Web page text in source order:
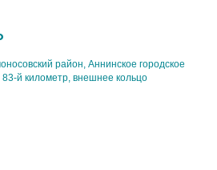
район, Аннинское городское
й километр, внешнее кольцо